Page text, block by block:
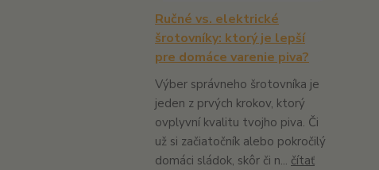
Ručné vs. elektrické
šrotovníky: ktorý je lepší
pre domáce varenie piva?
Výber správneho šrotovníka je
jeden z prvých krokov, ktorý
ovplyvní kvalitu tvojho piva. Či
už si začiatočník alebo pokročilý
domáci sládok, skôr či n... čítať